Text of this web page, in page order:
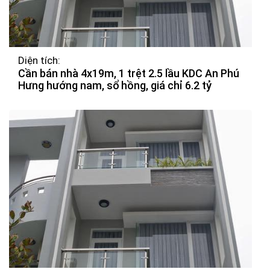
Diện tích:
Cần bán nhà 4x19m, 1 trệt 2.5 lầu KDC An Phú
Hưng hướng nam, sổ hồng, giá chỉ 6.2 tỷ